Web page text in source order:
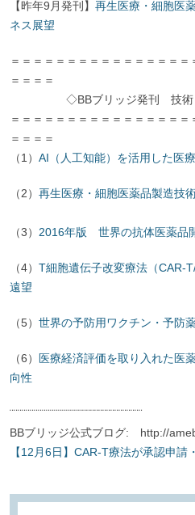
【昨年9月発刊】 再生医療・細胞医
ネス展望
＝＝＝＝＝＝＝＝＝＝＝＝＝＝＝
＝＝＝＝
◇BBブリッジ発刊 技術・
＝＝＝＝＝＝＝＝＝＝＝＝＝＝＝
＝＝＝＝
（1） AI（人工知能）を活用した医
（2） 再生医療・細胞医薬品製造技
（3） 2016年版 世界の抗体医薬品
（4） T細胞遺伝子改変療法（CAR-
遠望
（5） 世界の予防用ワクチン・予防
（6）
医療経済評価を取り入れた医
向性
¨¨¨¨¨¨¨¨¨¨¨¨¨¨¨¨¨¨¨¨¨¨¨¨¨¨¨¨¨¨¨¨¨
BBブリッジ公式ブログ: http://
【12月6日】CAR-T療法が承認申請